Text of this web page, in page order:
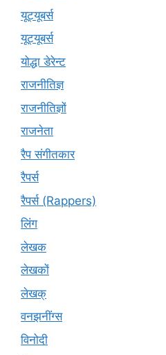
यूट्यूबर्स
यूट्‍यूबर्स
योद्धा डेरेन्ट
राजनीतिज्ञ
राजनीतिज्ञों
राजनेता
रैप संगीतकार
रैपर्स
रैपर्स (Rappers)
लिंग
लेखक
लेखकों
लेखक्
वनझनींग्स
विनोदी